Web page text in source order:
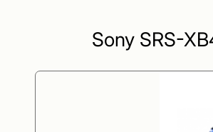
Sony SRS-